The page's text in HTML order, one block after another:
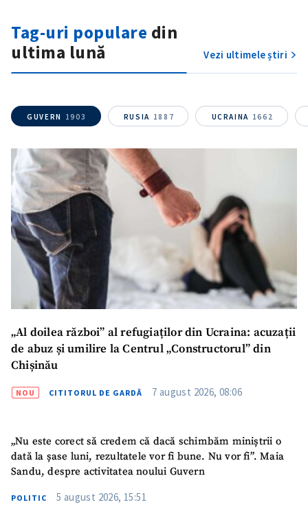
Tag-uri populare din
ultima lună
Vezi ultimele știri
GUVERN 1903 RUSIA 1887 UCRAINA 1662
„Al doilea război” al refugiaților din Ucraina: acuzații
de abuz și umilire la Centrul „Constructorul” din
Chișinău
NOU CITITORUL DE GARDĂ 7 august 2026, 08:06
„Nu este corect să credem că dacă schimbăm miniștrii o
dată la șase luni, rezultatele vor fi bune. Nu vor fi”. Maia
Sandu, despre activitatea noului Guvern
POLITIC 5 august 2026, 15:51